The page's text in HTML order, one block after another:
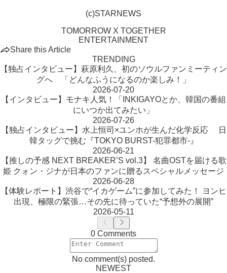
(c)STARNEWS
TOMORROW X TOGETHER
ENTERTAINMENT
Share this Article
TRENDING
【独占インタビュー】萩原利久、初のソウルファンミーティン
グへ 「どんなふうになるのか楽しみ！」
2026-07-20
【インタビュー】モナキ人気！「INKIGAYOとか、韓国の番組
にいつか出てみたい」
2026-07-26
【独占インタビュー】水上恒司×ユンホが生んだ化学反応 日
韓タッグで挑む『TOKYO BURST-犯罪都市-』
2026-06-21
【推しの予感 NEXT BREAKER’S vol.3】 名曲OSTを届ける歌
姫 クォン・ジナが日本のファンに贈るスペシャルメッセージ
2026-06-28
【体験レポート】渋谷で“イカゲーム”に参加してみた！ ヨンヒ
出現、極限の緊張…その先に待っていた“予想外の展開”
2026-05-11
0 Comments
No comment(s) posted.
NEWEST